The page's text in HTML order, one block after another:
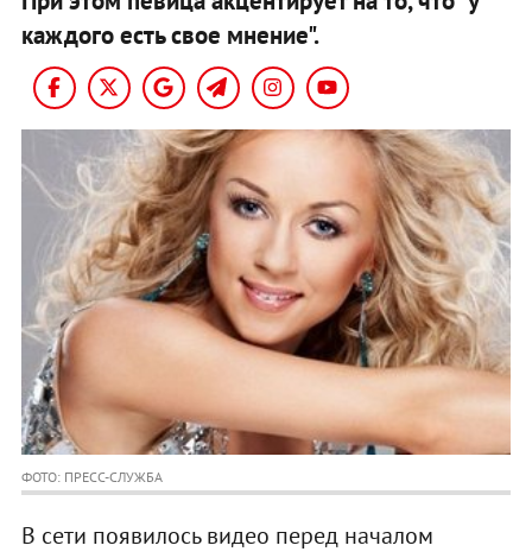
каждого есть свое мнение".
ФОТО: ПРЕСС-СЛУЖБА
В сети появилось видео перед началом